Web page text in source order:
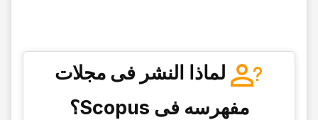
لماذا النشر فی مجلات
مفهرسه فی Scopus؟